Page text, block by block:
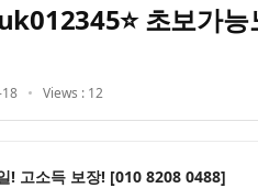
초보가
Views : 12
! 고소득 보장! [010 8208 0488]